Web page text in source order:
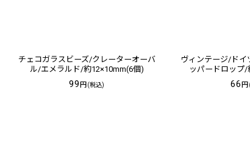
チェコガラスビーズ/クレーターオーバ
ル/エメラルド/約12×10mm(6個)
99円(税込)
ヴィンテージ/ド
ッパードロップ/
66円